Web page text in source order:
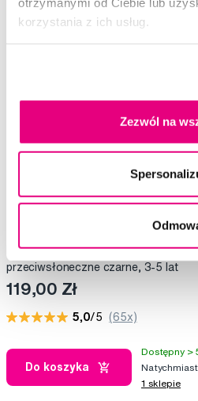
korzystania z ich usług.
Zezwól na
BABIATORS Navigator Jet Black,
przeciwsłoneczne czarne, 3-5 lat
119,00 Zł
5,0/5 (65x)
Do koszyka
Dostępny >
1 sklepie